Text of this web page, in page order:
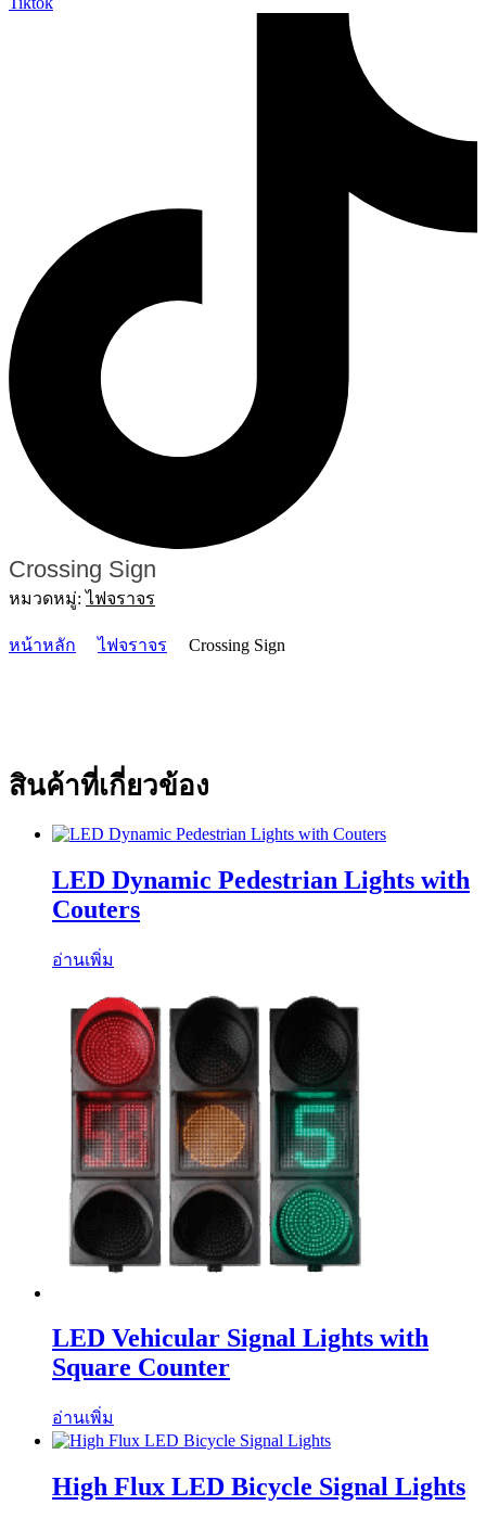
Crossing Sign
หมวดหมู่:ไฟจราจร
หน้าหลัก ไฟจราจร Crossing Sign
สินค้าที่เกี่ยวข้อง
LED Dynamic Pedestrian Lights with
Couters
อ่านเพิ่ม
LED Vehicular Signal Lights with
Square Counter
อ่านเพิ่ม
High Flux LED Bicycle Signal Lights